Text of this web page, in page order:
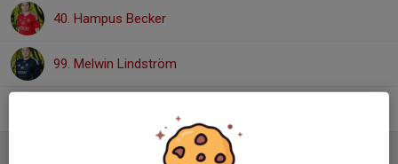
40. Hampus Becker
99. Melwin Lindström